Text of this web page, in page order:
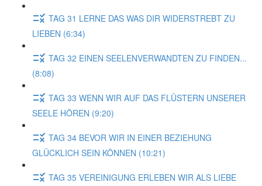
TAG 31 LERNE DAS WAS DIR WIDERSTREBT ZU
LIEBEN (6:34)
TAG 32 EINEN SEELENVERWANDTEN ZU FINDEN...
(8:08)
TAG 33 WENN WIR AUF DAS FLÜSTERN UNSERER
SEELE HÖREN (9:20)
TAG 34 BEVOR WIR IN EINER BEZIEHUNG
GLÜCKLICH SEIN KÖNNEN (10:21)
TAG 35 VEREINIGUNG ERLEBEN WIR ALS LIEBE